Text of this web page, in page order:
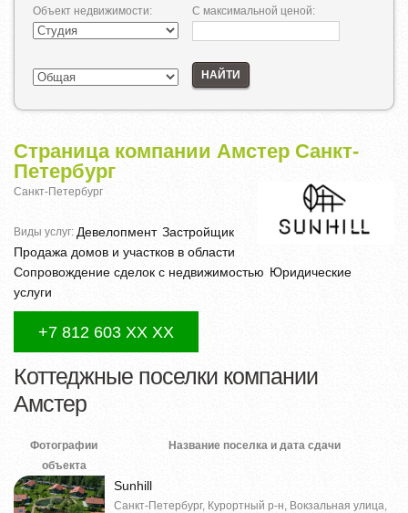
Объект недвижимости: С максимальной ценой:
НАЙТИ
Страница компании Амстер Санкт-
Петербург
Санкт-Петербург
Виды услуг: Девелопмент Застройщик
Продажа домов и участков в области
Сопровождение сделок с недвижимостью Юридические
услуги
+7 812 603 XX XX
Коттеджные поселки компании
Амстер
Фотографии
объекта
Название поселка и дата сдачи
Sunhill
Санкт-Петербург, Курортный р-н, Вокзальная улица,